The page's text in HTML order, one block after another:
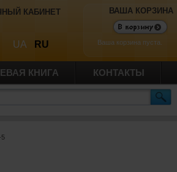
КАБИНЕТ
UA RU
ВАША КОРЗИНА
Ваша корзина пуста.
КНИГА КОНТАКТЫ
5